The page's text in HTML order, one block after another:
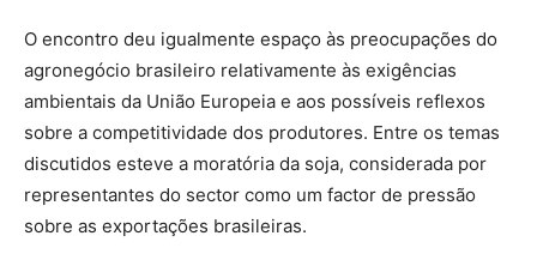
O encontro deu igualmente espaço às preocupações do
agronegócio brasileiro relativamente às exigências
ambientais da União Europeia e aos possíveis reflexos
sobre a competitividade dos produtores. Entre os temas
discutidos esteve a moratória da soja, considerada por
representantes do sector como um factor de pressão
sobre as exportações brasileiras.